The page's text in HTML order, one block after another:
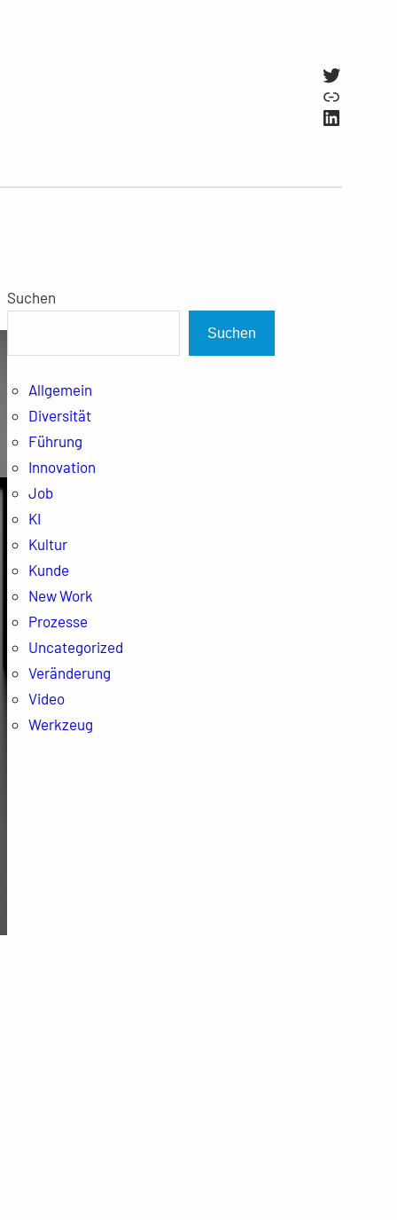
Twitter
Link
Suchen
Suchen
Allgemein
Diversität
Führung
Innovation
Job
KI
Kultur
Kunde
New Work
Prozesse
Uncategorized
Veränderung
Video
Werkzeug